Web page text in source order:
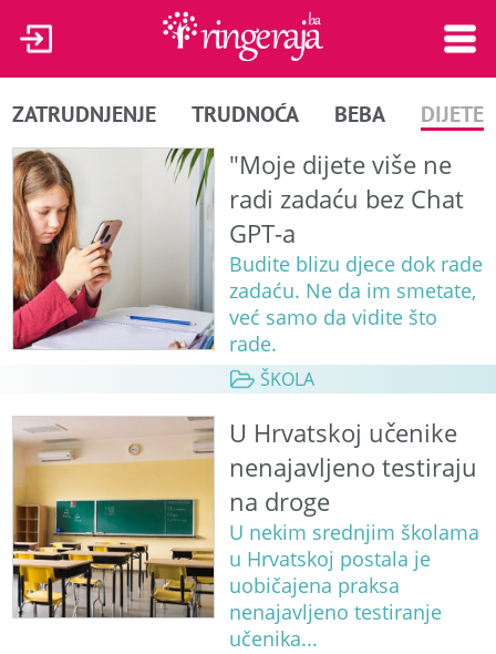
ZATRUDNJENJE TRUDNOĆA BEBA DIJETE
"Moje dijete više ne
radi zadaću bez Chat
GPT-a
Budite blizu djece dok rade
zadaću. Ne da im smetate,
već samo da vidite što
rade.
ŠKOLA
U Hrvatskoj učenike
nenajavljeno testiraju
na droge
U nekim srednjim školama
u Hrvatskoj postala je
uobičajena praksa
nenajavljeno testiranje
učenika...